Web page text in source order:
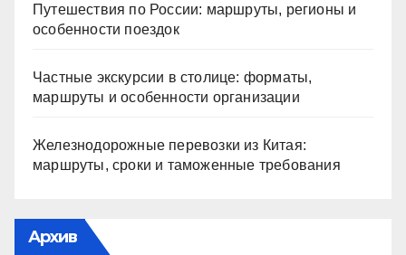
Путешествия по России: маршруты, регионы и
особенности поездок
Частные экскурсии в столице: форматы,
маршруты и особенности организации
Железнодорожные перевозки из Китая:
маршруты, сроки и таможенные требования
Архив